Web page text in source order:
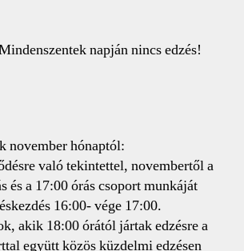
napján nincs edzés!
november hónaptól:
való tekintettel, novembertől a
és a 17:00 órás csoport munkáját
16:00- vége 17:00.
akik 18:00 órától jártak edzésre a
együtt közös küzdelmi edzésen